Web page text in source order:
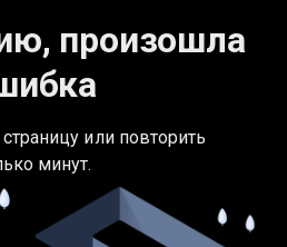
произошла
или повторить
минут.